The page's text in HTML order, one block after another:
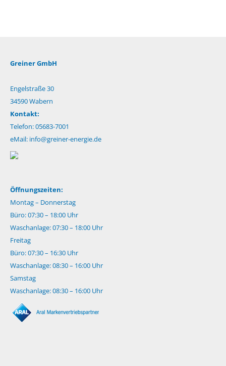
Greiner GmbH
Engelstraße 30
34590 Wabern
Kontakt:
Telefon: 05683-7001
eMail: info@greiner-energie.de
Öffnungszeiten:
Montag – Donnerstag
Büro: 07:30 – 18:00 Uhr
Waschanlage: 07:30 – 18:00 Uhr
Freitag
Büro: 07:30 – 16:30 Uhr
Waschanlage: 08:30 – 16:00 Uhr
Samstag
Waschanlage: 08:30 – 16:00 Uhr